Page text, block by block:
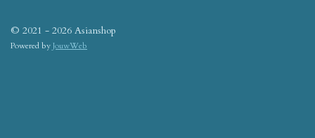
© 2021 - 2026 Asianshop
Powered byJouwWeb